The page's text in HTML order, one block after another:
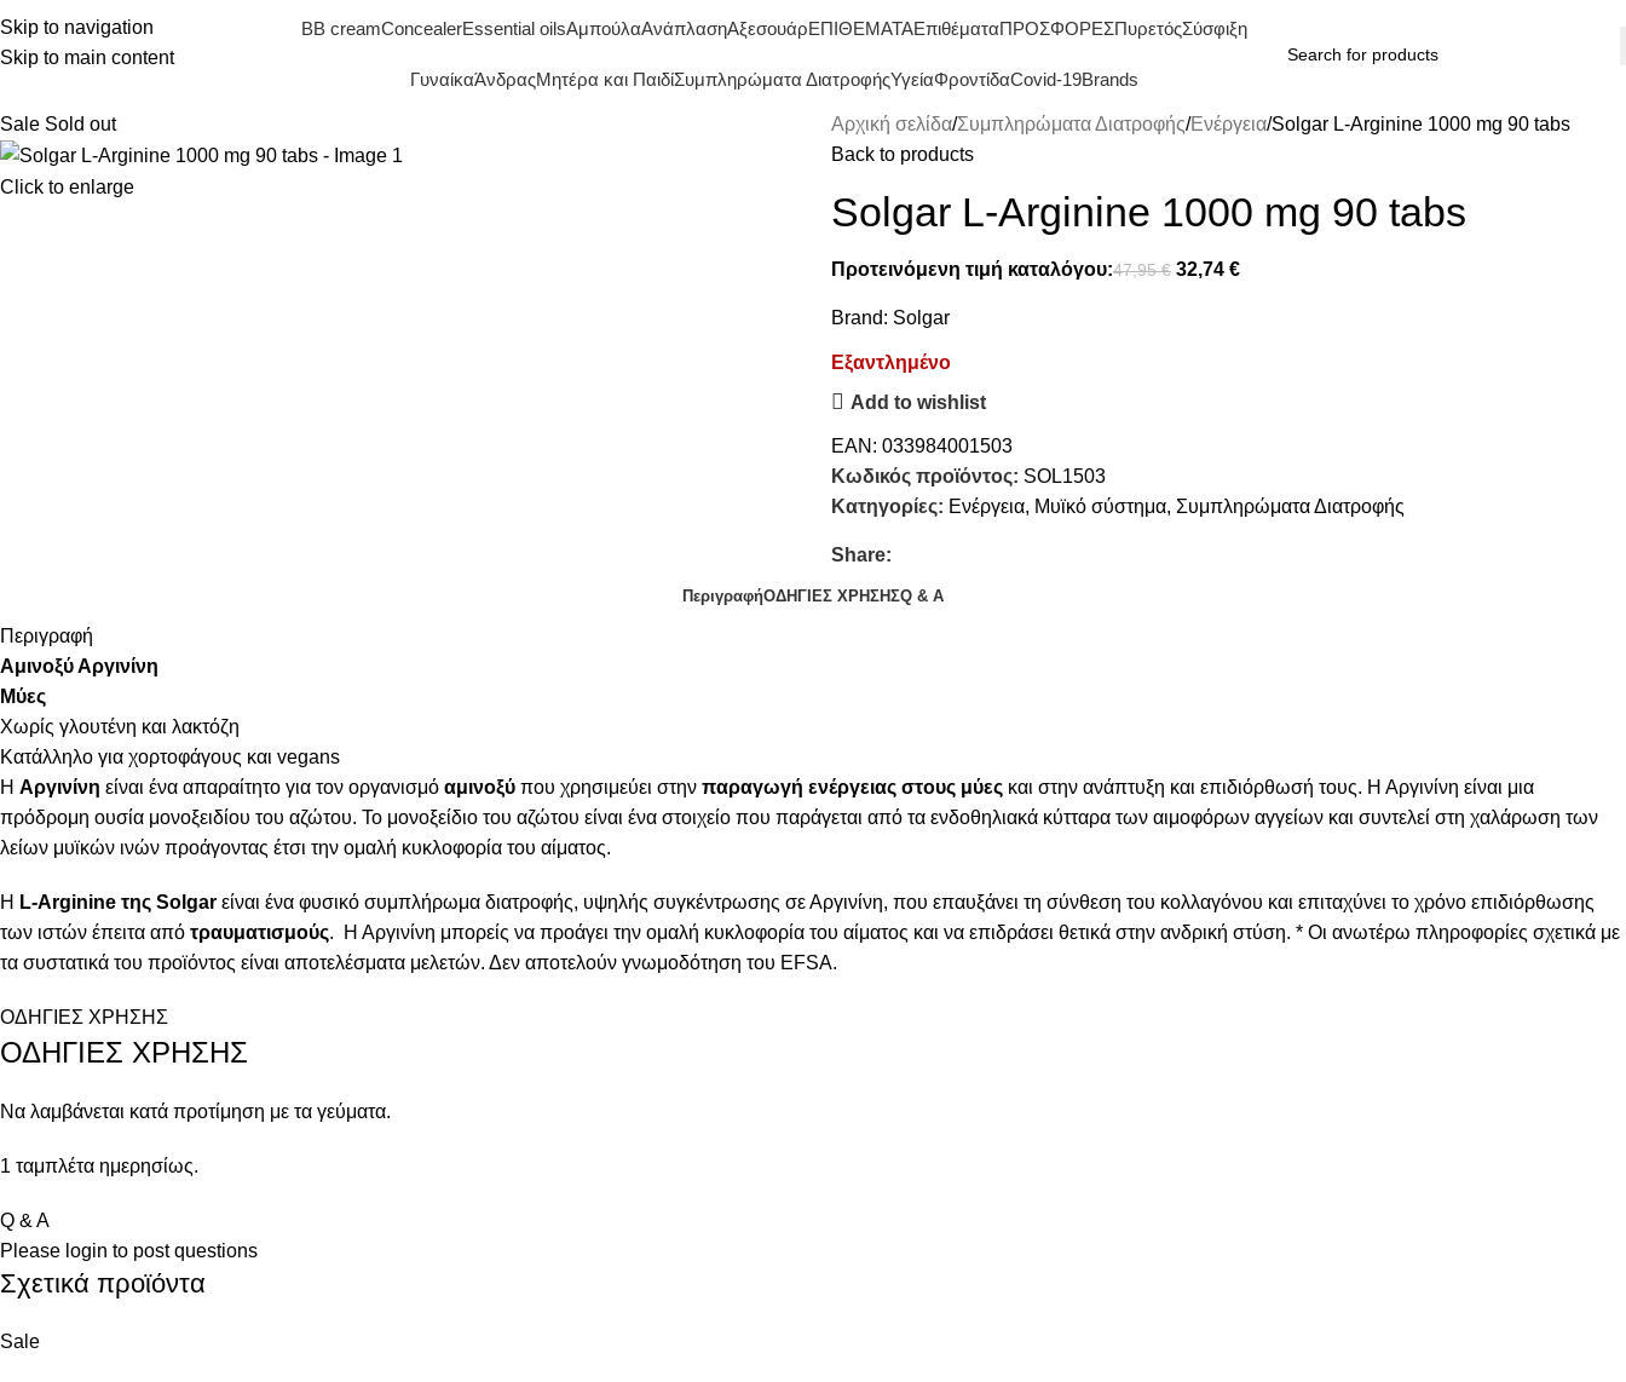
Skip to navigation
Skip to main content
BB creamConcealerEssential oilsΑμπούλαΑνάπλασηΑξεσουάρΕΠΙΘΕΜΑΤΑΕπιθέματαΠΡΟΣΦΟΡΕΣΠυρετόςΣύσφιξη
ΓυναίκαΆνδραςΜητέρα και ΠαιδίΣυμπληρώματα ΔιατροφήςΥγείαΦροντίδαCovid-19Brands
Sale Sold out
Click to enlarge
Αρχική σελίδα Συμπληρώματα Διατροφής Ενέργεια Solgar L-Arginine 1000 mg 90 tabs
Back to products
Solgar L-Arginine 1000 mg 90 tabs
Προτεινόμενη τιμή καταλόγου:47,95€ 32,74 €
Brand: Solgar
Εξαντλημένο
Add to wishlist
EAN: 033984001503
Κωδικός προϊόντος: SOL1503
Κατηγορίες: Ενέργεια, Μυϊκό σύστημα, Συμπληρώματα Διατροφής
Share:
ΠεριγραφήΟΔΗΓΙΕΣ ΧΡΗΣΗΣQ & A
Περιγραφή
Αμινοξύ Αργινίνη
Μύες
Χωρίς γλουτένη και λακτόζη
Κατάλληλο για χορτοφάγους και vegans
Η Αργινίνη είναι ένα απαραίτητο για τον οργανισμό αμινοξύ που χρησιμεύει στην παραγωγή ενέργειας στους μύες και στην ανάπτυξη και επιδιόρθωσή τους. Η Αργινίνη είναι μια
πρόδρομη ουσία μονοξειδίου του αζώτου. Το μονοξείδιο του αζώτου είναι ένα στοιχείο που παράγεται από τα ενδοθηλιακά κύτταρα των αιμοφόρων αγγείων και συντελεί στη χαλάρωση των
λείων μυϊκών ινών προάγοντας έτσι την ομαλή κυκλοφορία του αίματος.
Η L-Arginine της Solgar είναι ένα φυσικό συμπλήρωμα διατροφής, υψηλής συγκέντρωσης σε Αργινίνη, που επαυξάνει τη σύνθεση του κολλαγόνου και επιταχύνει το χρόνο επιδιόρθωσης
των ιστών έπειτα από τραυματισμούς. Η Αργινίνη μπορείς να προάγει την ομαλή κυκλοφορία του αίματος και να επιδράσει θετικά στην ανδρική στύση. * Οι ανωτέρω πληροφορίες σχετικά με
τα συστατικά του προϊόντος είναι αποτελέσματα μελετών. Δεν αποτελούν γνωμοδότηση του EFSA.
ΟΔΗΓΙΕΣ ΧΡΗΣΗΣ
ΟΔΗΓΙΕΣ ΧΡΗΣΗΣ
Να λαμβάνεται κατά προτίμηση με τα γεύματα.
1 ταμπλέτα ημερησίως.
Q & A
Please login to post questions
Σχετικά προϊόντα
Sale